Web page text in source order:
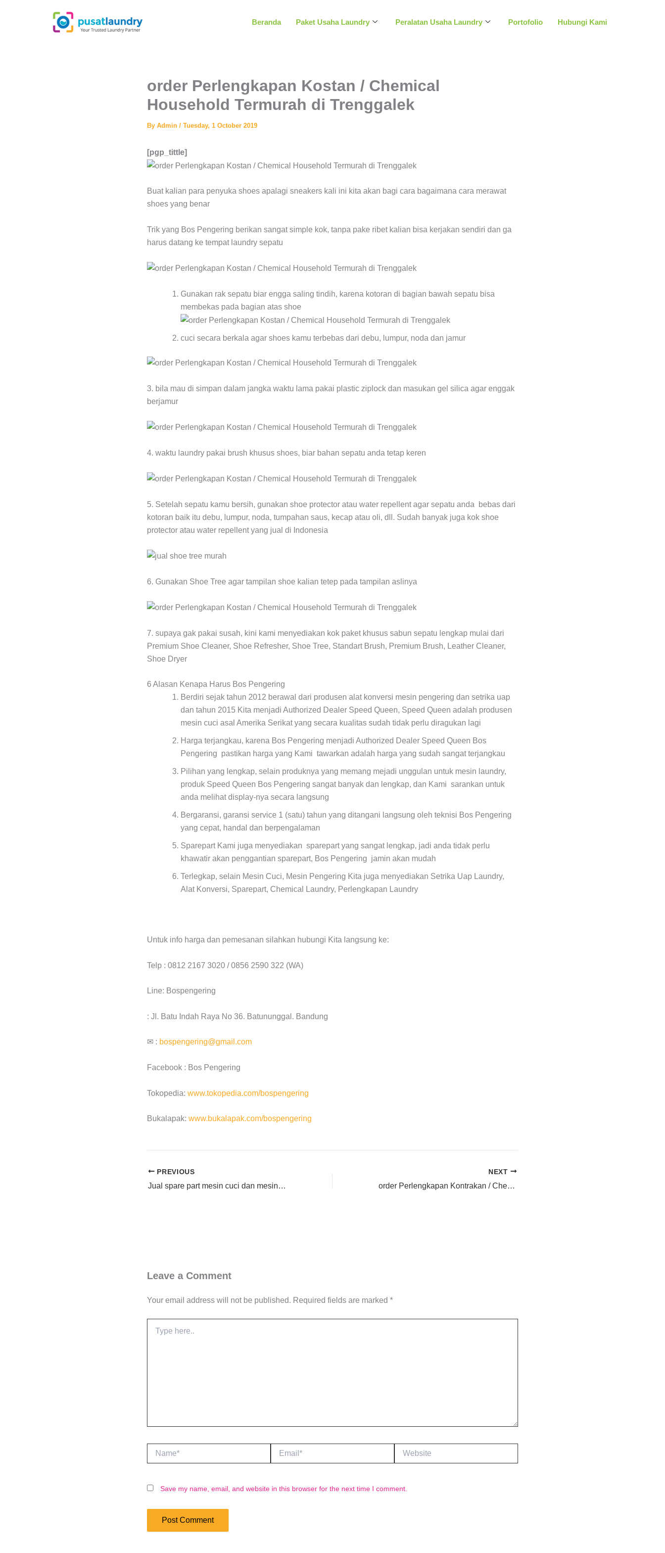
Beranda Paket Usaha Laundry Peralatan Usaha Laundry Portofolio Hubungi Kami
order Perlengkapan Kostan / Chemical
Household Termurah di Trenggalek
By Admin / Tuesday, 1 October 2019
[pgp_tittle]
Buat kalian para penyuka shoes apalagi sneakers kali ini kita akan bagi cara bagaimana cara merawat
shoes yang benar
Trik yang Bos Pengering berikan sangat simple kok, tanpa pake ribet kalian bisa kerjakan sendiri dan ga
harus datang ke tempat laundry sepatu
Gunakan rak sepatu biar engga saling tindih, karena kotoran di bagian bawah sepatu bisa
membekas pada bagian atas shoe
cuci secara berkala agar shoes kamu terbebas dari debu, lumpur, noda dan jamur
3. bila mau di simpan dalam jangka waktu lama pakai plastic ziplock dan masukan gel silica agar enggak
berjamur
4. waktu laundry pakai brush khusus shoes, biar bahan sepatu anda tetap keren
5. Setelah sepatu kamu bersih, gunakan shoe protector atau water repellent agar sepatu anda bebas dari
kotoran baik itu debu, lumpur, noda, tumpahan saus, kecap atau oli, dll. Sudah banyak juga kok shoe
protector atau water repellent yang jual di Indonesia
6. Gunakan Shoe Tree agar tampilan shoe kalian tetep pada tampilan aslinya
7. supaya gak pakai susah, kini kami menyediakan kok paket khusus sabun sepatu lengkap mulai dari
Premium Shoe Cleaner, Shoe Refresher, Shoe Tree, Standart Brush, Premium Brush, Leather Cleaner,
Shoe Dryer
6 Alasan Kenapa Harus Bos Pengering
Berdiri sejak tahun 2012 berawal dari produsen alat konversi mesin pengering dan setrika uap
dan tahun 2015 Kita menjadi Authorized Dealer Speed Queen, Speed Queen adalah produsen
mesin cuci asal Amerika Serikat yang secara kualitas sudah tidak perlu diragukan lagi
Harga terjangkau, karena Bos Pengering menjadi Authorized Dealer Speed Queen Bos
Pengering pastikan harga yang Kami tawarkan adalah harga yang sudah sangat terjangkau
Pilihan yang lengkap, selain produknya yang memang mejadi unggulan untuk mesin laundry,
produk Speed Queen Bos Pengering sangat banyak dan lengkap, dan Kami sarankan untuk
anda melihat display-nya secara langsung
Bergaransi, garansi service 1 (satu) tahun yang ditangani langsung oleh teknisi Bos Pengering
yang cepat, handal dan berpengalaman
Sparepart Kami juga menyediakan sparepart yang sangat lengkap, jadi anda tidak perlu
khawatir akan penggantian sparepart, Bos Pengering jamin akan mudah
Terlegkap, selain Mesin Cuci, Mesin Pengering Kita juga menyediakan Setrika Uap Laundry,
Alat Konversi, Sparepart, Chemical Laundry, Perlengkapan Laundry
Untuk info harga dan pemesanan silahkan hubungi Kita langsung ke:
Telp : 0812 2167 3020 / 0856 2590 322 (WA)
Line: Bospengering
: Jl. Batu Indah Raya No 36. Batununggal. Bandung
✉ : bospengering@gmail.com
Facebook : Bos Pengering
Tokopedia: www.tokopedia.com/bospengering
Bukalapak: www.bukalapak.com/bospengering
PREVIOUS
Jual spare part mesin cuci dan mesin pengering speedqueen di Kutai Timur
NEXT
order Perlengkapan Kontrakan / Chemical Household Lengkap di Klaten
Leave a Comment
Your email address will not be published. Required fields are marked *
here..
Name* Email* Website
Save my name, email, and website in this browser for the next time I comment.